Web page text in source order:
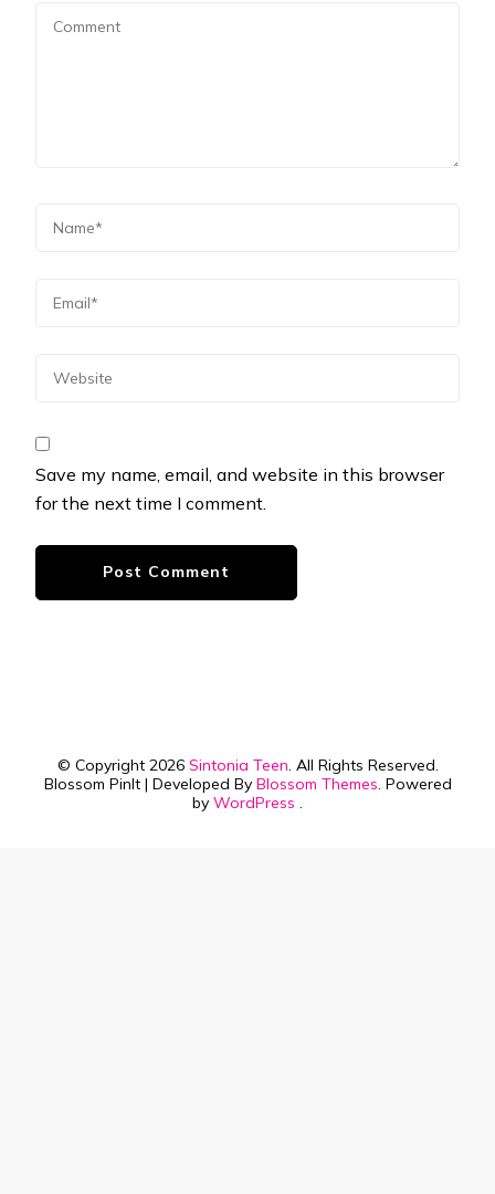
Save my name, email, and website in this browser
for the next time I comment.
© Copyright 2026 Sintonia Teen. All Rights Reserved.
Blossom PinIt | Developed By Blossom Themes. Powered
by WordPress .